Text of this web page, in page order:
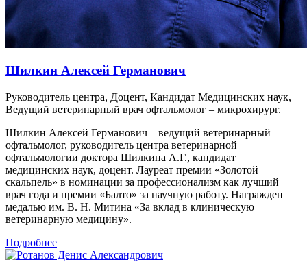
Шилкин Алексей Германович
Руководитель центра, Доцент, Кандидат Медицинских наук,
Ведущий ветеринарный врач офтальмолог – микрохирург.
Шилкин Алексей Германович – ведущий ветеринарный
офтальмолог, руководитель центра ветеринарной
офтальмологии доктора Шилкина А.Г., кандидат
медицинских наук, доцент. Лауреат премии «Золотой
скальпель» в номинации за профессионализм как лучший
врач года и премии «Балто» за научную работу. Награжден
медалью им. В. Н. Митина «За вклад в клиническую
ветеринарную медицину».
Подробнее